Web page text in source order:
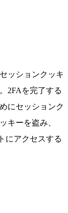
ッションクッキ
2FAを完了する
にセッションク
キーを盗み、
にアクセスする